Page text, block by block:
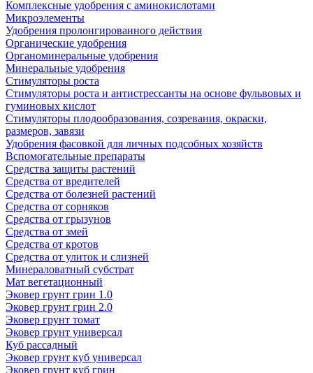
Комплексные удобрения с аминокислотами
Микроэлементы
Удобрения пролонгированного действия
Органические удобрения
Органоминеральные удобрения
Минеральные удобрения
Стимуляторы роста
Стимуляторы роста и антистрессанты на основе фульвовых и
гуминовых кислот
Стимуляторы плодообразования, созревания, окраски,
размеров, завязи
Удобрения фасовкой для личных подсобных хозяйств
Вспомогательные препараты
Средства защиты растений
Средства от вредителей
Средства от болезней растений
Средства от сорняков
Средства от грызунов
Средства от змей
Средства от кротов
Средства от улиток и слизней
Минераловатный субстрат
Мат вегетационный
Эковер грунт грин 1.0
Эковер грунт грин 2.0
Эковер грунт томат
Эковер грунт универсал
Куб рассадный
Эковер грунт куб универсал
Эковер грунт куб грин